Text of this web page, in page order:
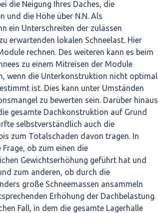
die Neigung Ihres Daches, die
und die Höhe über N.N. Als
ein Unterschreiten der zulässen
erwartenden lokalen Schneelast. Hier
rechnen. Des weiteren kann es beim
zu einem Mitreisen der Module
wenn die Unterkonstruktion nicht optimal
ist. Dies kann unter Umständen
zu bewerten sein. Darüber hinaus
gesamte Dachkonstruktion auf Grund
selbstverständlich auch die
zum Totalschaden davon tragen. In
ob zum einen die
Gewichtserhöhung geführt hat und
zum anderen, ob durch die
große Schneemassen ansammeln
Erhöhung der Dachbelastung.
Fall, in dem die gesamte Lagerhalle